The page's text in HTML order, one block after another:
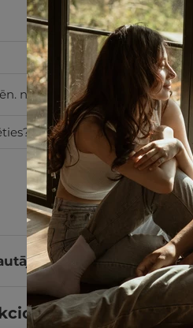
no iegādes datuma
Uzdāviniet
dāvanu